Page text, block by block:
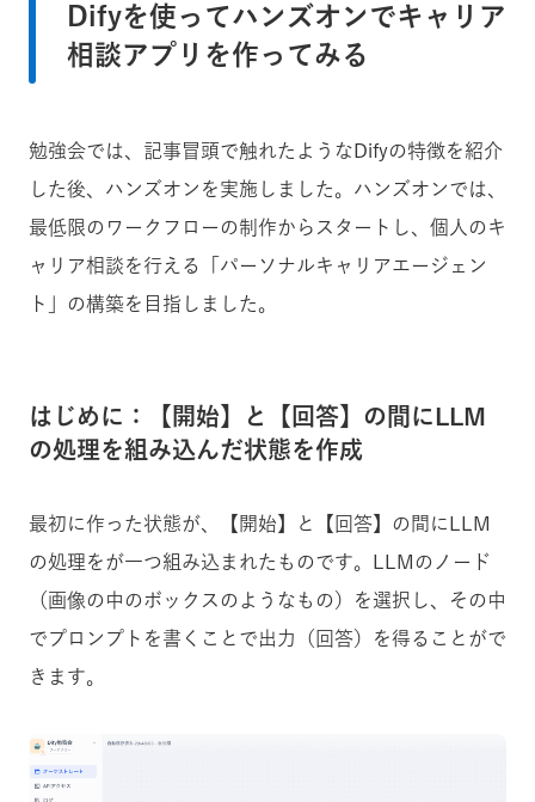
Difyを使ってハンズオンでキャリア
相談アプリを作ってみる
勉強会では、記事冒頭で触れたようなDifyの特徴を紹介
した後、ハンズオンを実施しました。ハンズオンでは、
最低限のワークフローの制作からスタートし、個人のキ
ャリア相談を行える「パーソナルキャリアエージェン
ト」の構築を目指しました。
はじめに：【開始】と【回答】の間にLLM
の処理を組み込んだ状態を作成
最初に作った状態が、【開始】と【回答】の間にLLM
の処理をが一つ組み込まれたものです。LLMのノード
（画像の中のボックスのようなもの）を選択し、その中
でプロンプトを書くことで出力（回答）を得ることがで
きます。